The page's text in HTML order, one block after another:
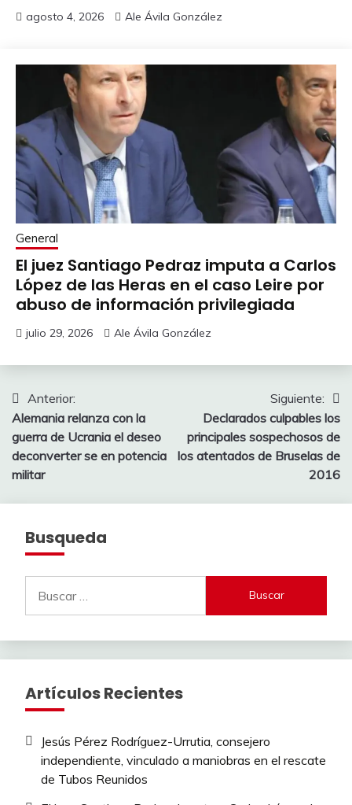
agosto 4, 2026 Ale Ávila González
General
El juez Santiago Pedraz imputa a Carlos
López de las Heras en el caso Leire por
abuso de información privilegiada
julio 29, 2026 Ale Ávila González
Navegación
de
entradas
Anterior:
Alemania relanza con la
guerra de Ucrania el deseo
deconverter se en potencia
militar
Siguiente:
Declarados culpables los
principales sospechosos de
los atentados de Bruselas de
2016
Busqueda
Artículos Recientes
Jesús Pérez Rodríguez-Urrutia, consejero
independiente, vinculado a maniobras en el rescate
de Tubos Reunidos